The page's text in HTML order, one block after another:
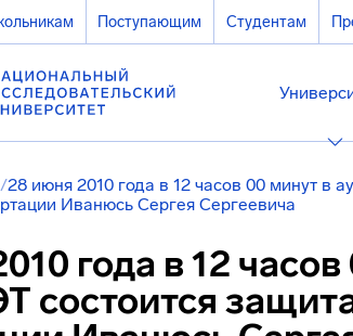
Поступающим Студентам
/28 июня 2010 года в 12 часов 00 минут в
Иванюсь Сергея Сергеевича
года в 12
состоится